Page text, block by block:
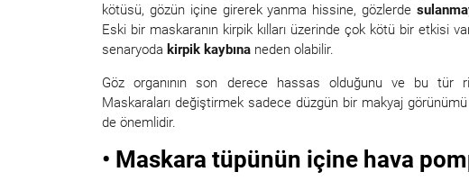
kötüsü, gözün içine girerek yanma hissine, gözlerde
Eski bir maskaranın kirpik kılları üzerinde çok kötü bir etkisi
senaryoda kirpik kaybına neden olabilir.
Göz organının son derece hassas olduğunu ve bu tür
Maskaraları değiştirmek sadece düzgün bir makyaj görünümü
de önemlidir.
• Maskara tüpünün içine hava